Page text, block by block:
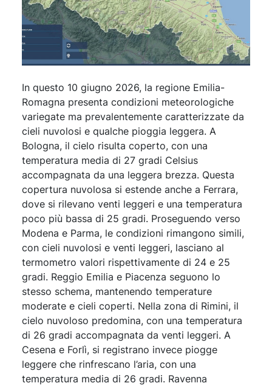
In questo 10 giugno 2026, la regione Emilia-
Romagna presenta condizioni meteorologiche
variegate ma prevalentemente caratterizzate da
cieli nuvolosi e qualche pioggia leggera. A
Bologna, il cielo risulta coperto, con una
temperatura media di 27 gradi Celsius
accompagnata da una leggera brezza. Questa
copertura nuvolosa si estende anche a Ferrara,
dove si rilevano venti leggeri e una temperatura
poco più bassa di 25 gradi. Proseguendo verso
Modena e Parma, le condizioni rimangono simili,
con cieli nuvolosi e venti leggeri, lasciano al
termometro valori rispettivamente di 24 e 25
gradi. Reggio Emilia e Piacenza seguono lo
stesso schema, mantenendo temperature
moderate e cieli coperti. Nella zona di Rimini, il
cielo nuvoloso predomina, con una temperatura
di 26 gradi accompagnata da venti leggeri. A
Cesena e Forlì, si registrano invece piogge
leggere che rinfrescano l’aria, con una
temperatura media di 26 gradi. Ravenna